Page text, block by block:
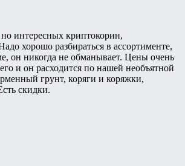
интересных криптокорин,
хорошо разбираться в ассортименте,
он никогда не обманывает. Цены очень
и он расходится по нашей необъятной
грунт, коряги и коряжки,
скидки.